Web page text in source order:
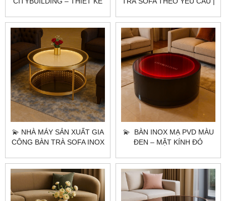
KHÔNG GIAN CAO CẤP
GOLD LUXE TABLE ÁNH
VÀNG ĐẲNG CẤP
💫 NHÀ MÁY SẢN XUẤT GIA
CÔNG BÀN TRÀ SOFA INOX
NỘI TPHCM |
CITYBUILDING
💫 BÀN INOX MẠ PVD MÀU
ĐEN – MẶT KÍNH ĐỎ
CITYBUILDING